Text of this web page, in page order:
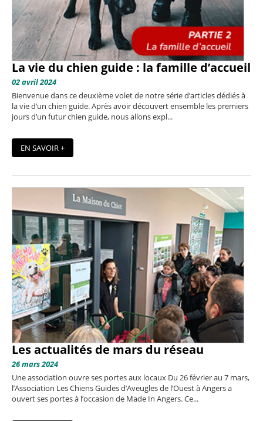
La vie du chien guide : la famille d’accueil
02 avril 2024
Bienvenue dans ce deuxième volet de notre série d’articles dédiés à
la vie d’un chien guide. Après avoir découvert ensemble les premiers
jours d’un futur chien guide, nous allons expl...
EN SAVOIR +
Les actualités de mars du réseau
26 mars 2024
Une association ouvre ses portes aux locaux Du 26 février au 7 mars,
l’Association Les Chiens Guides d’Aveugles de l’Ouest à Angers a
ouvert ses portes à l’occasion de Made In Angers. Ce...